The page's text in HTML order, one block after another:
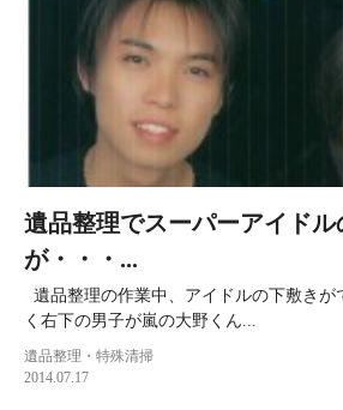
遺品整理でスーパーアイドル
が・・・...
遺品整理の作業中、アイドルの下敷き
く右下の男子が嵐の大野くん...
遺品整理・特殊清掃
2014.07.17